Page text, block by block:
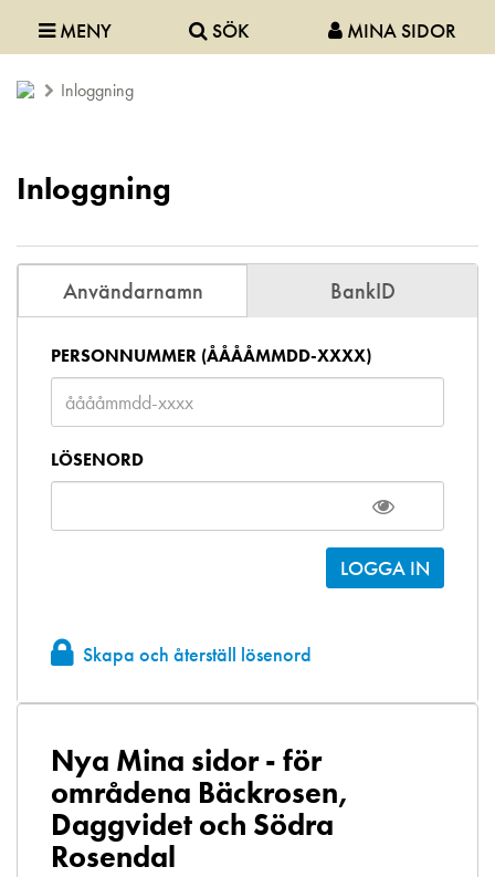
MENY SÖK MINA SIDOR
Inloggning
Inloggning
Användarnamn BankID
PERSONNUMMER (ÅÅÅÅMMDD-XXXX)
LÖSENORD
Skapa och återställ lösenord
Nya Mina sidor - för
områdena Bäckrosen,
Daggvidet och Södra
Rosendal